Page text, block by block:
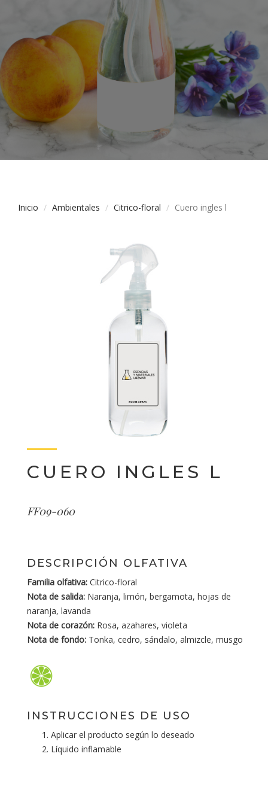
Inicio Ambientales Citrico-floral Cuero ingles l
CUERO INGLES L
FF09-060
DESCRIPCIÓN OLFATIVA
Familia olfativa: Citrico-floral
Nota de salida: Naranja, limón, bergamota, hojas de
naranja, lavanda
Nota de corazón: Rosa, azahares, violeta
Nota de fondo: Tonka, cedro, sándalo, almizcle, musgo
INSTRUCCIONES DE USO
Aplicar el producto según lo deseado
Líquido inflamable